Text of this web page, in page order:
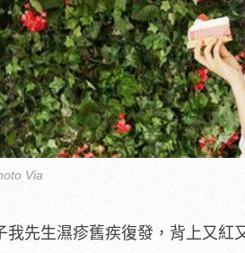
Via
我先生濕疹舊疾復發，背上又紅